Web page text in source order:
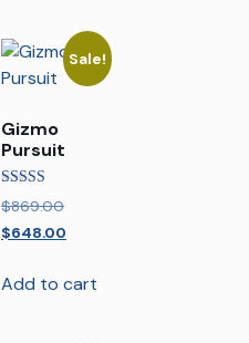
Sale!
Gizmo
Pursuit
Rated
5.00
out of 5
$869.00
$648.00
Add to cart